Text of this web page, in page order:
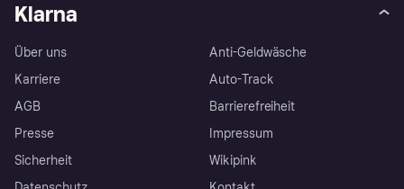
Klarna
Über uns
Karriere
AGB
Presse
Sicherheit
Anti-Geldwäsche
Auto-Track
Barrierefreiheit
Impressum
Wikipink